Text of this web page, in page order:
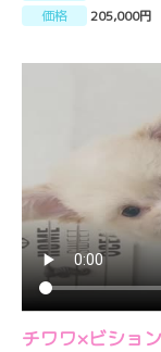
価格
205,000円
チワワ×ビション